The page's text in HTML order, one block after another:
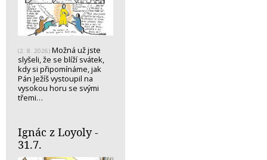
(2. 8. 2026) Možná už jste
slyšeli, že se blíží svátek,
kdy si připomínáme, jak
Pán Ježíš vystoupil na
vysokou horu se svými
třemi…
Ignác z Loyoly -
31.7.